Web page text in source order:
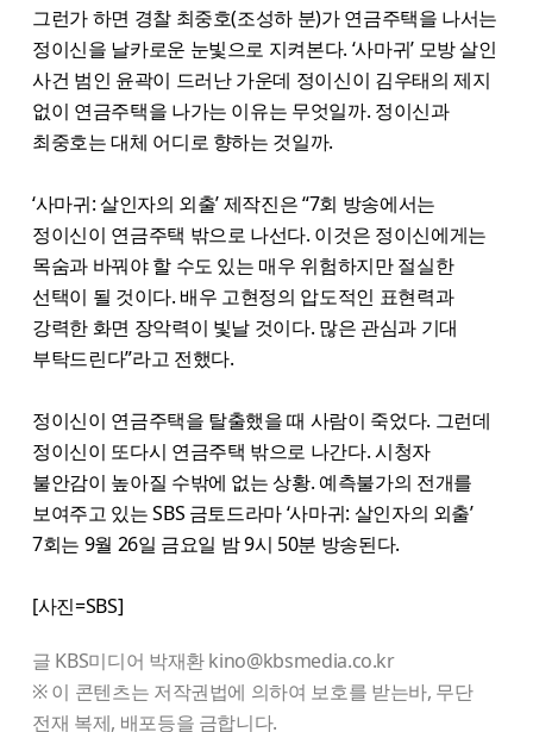
그런가 하면 경찰 최중호(조성하 분)가 연금주택을 나서는
정이신을 날카로운 눈빛으로 지켜본다. ‘사마귀’ 모방 살인
사건 범인 윤곽이 드러난 가운데 정이신이 김우태의 제지
없이 연금주택을 나가는 이유는 무엇일까. 정이신과
최중호는 대체 어디로 향하는 것일까.
‘사마귀: 살인자의 외출’ 제작진은 “7회 방송에서는
정이신이 연금주택 밖으로 나선다. 이것은 정이신에게는
목숨과 바꿔야 할 수도 있는 매우 위험하지만 절실한
선택이 될 것이다. 배우 고현정의 압도적인 표현력과
강력한 화면 장악력이 빛날 것이다. 많은 관심과 기대
부탁드린다”라고 전했다.
정이신이 연금주택을 탈출했을 때 사람이 죽었다. 그런데
정이신이 또다시 연금주택 밖으로 나간다. 시청자
불안감이 높아질 수밖에 없는 상황. 예측불가의 전개를
보여주고 있는 SBS 금토드라마 ‘사마귀: 살인자의 외출’
7회는 9월 26일 금요일 밤 9시 50분 방송된다.
[사진=SBS]
글 KBS미디어 박재환 kino@kbsmedia.co.kr
※ 이 콘텐츠는 저작권법에 의하여 보호를 받는바, 무단
전재 복제, 배포등을 금합니다.